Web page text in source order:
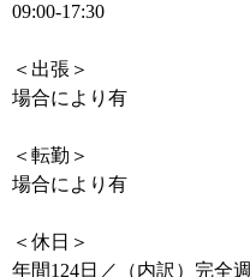
09:00-17:30
＜出張＞
場合により有
＜転勤＞
場合により有
＜休日＞
年間124日／（内訳）完全